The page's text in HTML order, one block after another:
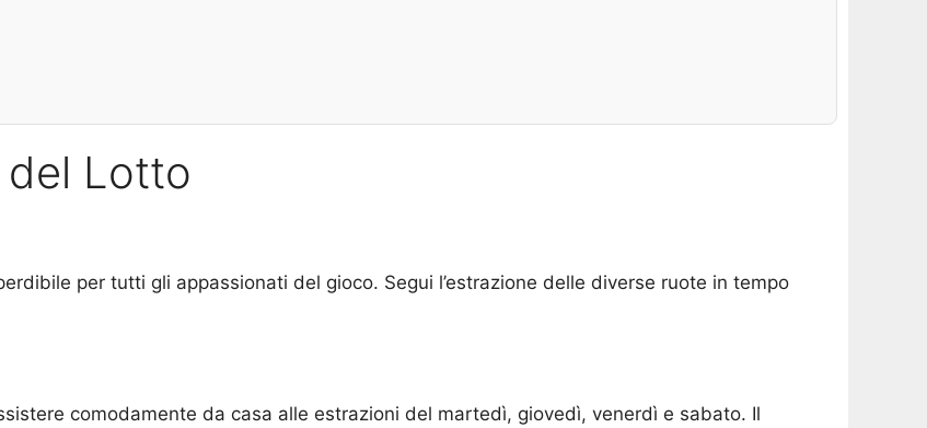
Lotto
per tutti gli appassionati del gioco. Segui l’estrazione delle diverse ruote in tempo
comodamente da casa alle estrazioni del martedì, giovedì, venerdì e sabato. Il